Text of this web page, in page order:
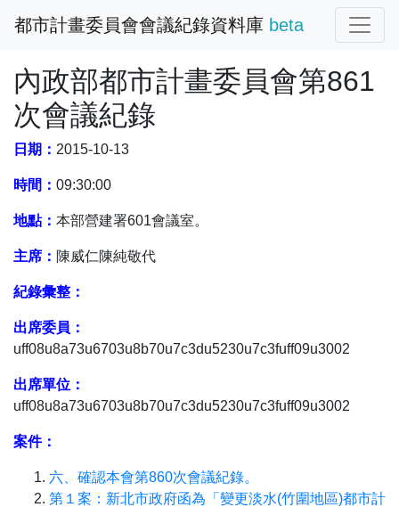
都市計畫委員會會議紀錄資料庫 beta
內政部都市計畫委員會第861
次會議紀錄
日期： 2015-10-13
時間： 09:30:00
地點： 本部營建署601會議室。
主席： 陳威仁陳純敬代
紀錄彙整：
出席委員：
uff08u8a73u6703u8b70u7c3du5230u7c3fuff09u3002
出席單位：
uff08u8a73u6703u8b70u7c3du5230u7c3fuff09u3002
案件：
六、確認本會第860次會議紀錄。
第１案：新北市政府函為「變更淡水(竹圍地區)都市計